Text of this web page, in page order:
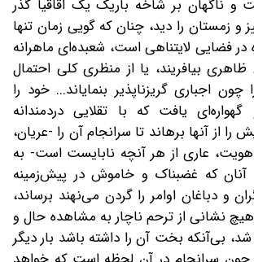
و ناگهان بر شاخه باریک یک اقاقیا گذر
و زمستان را دید، چنان که گویی زمان تنها
در فضایی لایتناهی است، شعبده‌ای ماهرانه
بیافریند، یا از منظری کلی احتمال
اجباری گریزناپذیر بنمایاند... خود را
یافت که با تقلایی دردمندانه
از آنها برهاند تا سرانجام آن را -عریان،
عاری از هر آنچه نابایست است- به
آنان که غضبناک و خاموش در پیش‌زمینه‌
و دباغان اوامر را گردن می‌نهند برساند،
نشانی از ترحم ناچار به مشاهده‌ حال و
بی‌آنکه بخت آن را داشته باشد بار دیگر